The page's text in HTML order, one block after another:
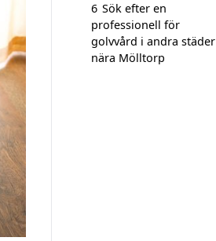
6 Sök efter en
professionell för
golvvård i andra städer
nära Mölltorp